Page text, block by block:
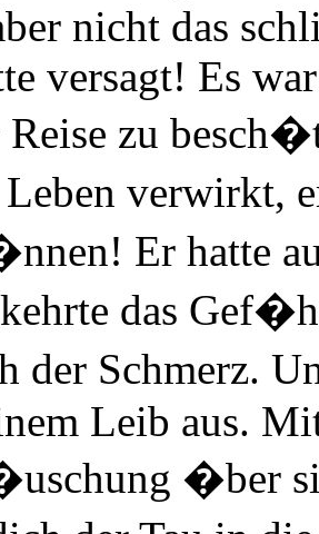
nicht das
versagt! Es
Reise zu
Leben verwirkt,
Er hatte
kehrte das
der Schmerz.
Leib aus.
�ber